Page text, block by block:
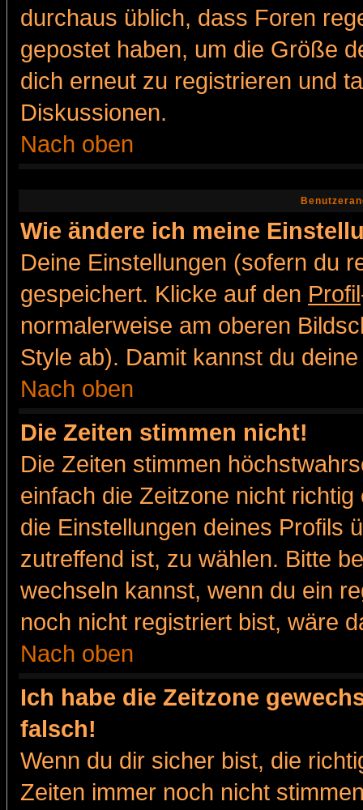
durchaus üblich, dass Foren
gepostet haben, um die Größe
dich erneut zu registrieren und
Diskussionen.
Nach oben
Wie ändere ich meine
Deine Einstellungen (sofern du
gespeichert. Klicke auf den Profil
normalerweise am oberen
Style ab). Damit kannst du
Nach oben
Die Zeiten stimmen nicht!
Die Zeiten stimmen
einfach die Zeitzone nicht
die Einstellungen deines Profils
zutreffend ist, zu wählen. Bitte
wechseln kannst, wenn du ein
noch nicht registriert bist, wäre
Nach oben
Ich habe die Zeitzone
falsch!
Wenn du dir sicher bist, die
Zeiten immer noch nicht